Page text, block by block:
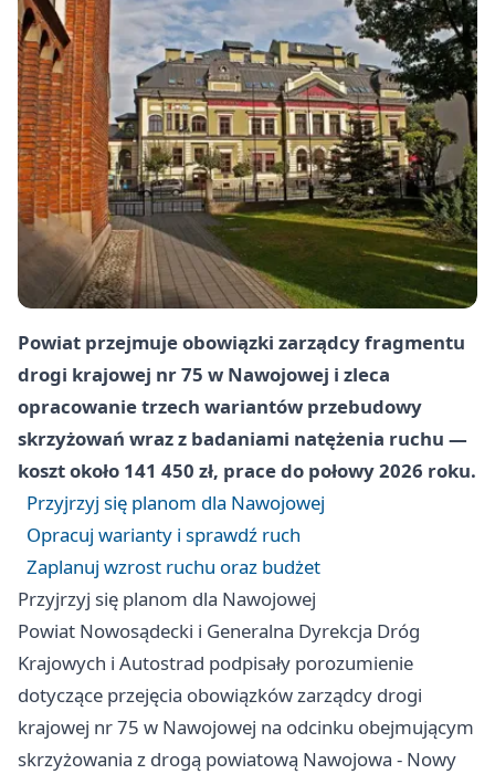
Powiat przejmuje obowiązki zarządcy fragmentu
drogi krajowej nr 75 w Nawojowej i zleca
opracowanie trzech wariantów przebudowy
skrzyżowań wraz z badaniami natężenia ruchu —
koszt około 141 450 zł, prace do połowy 2026 roku.
Przyjrzyj się planom dla Nawojowej
Opracuj warianty i sprawdź ruch
Zaplanuj wzrost ruchu oraz budżet
Przyjrzyj się planom dla Nawojowej
Powiat Nowosądecki i Generalna Dyrekcja Dróg
Krajowych i Autostrad podpisały porozumienie
dotyczące przejęcia obowiązków zarządcy drogi
krajowej nr 75 w Nawojowej na odcinku obejmującym
skrzyżowania z drogą powiatową Nawojowa - Nowy